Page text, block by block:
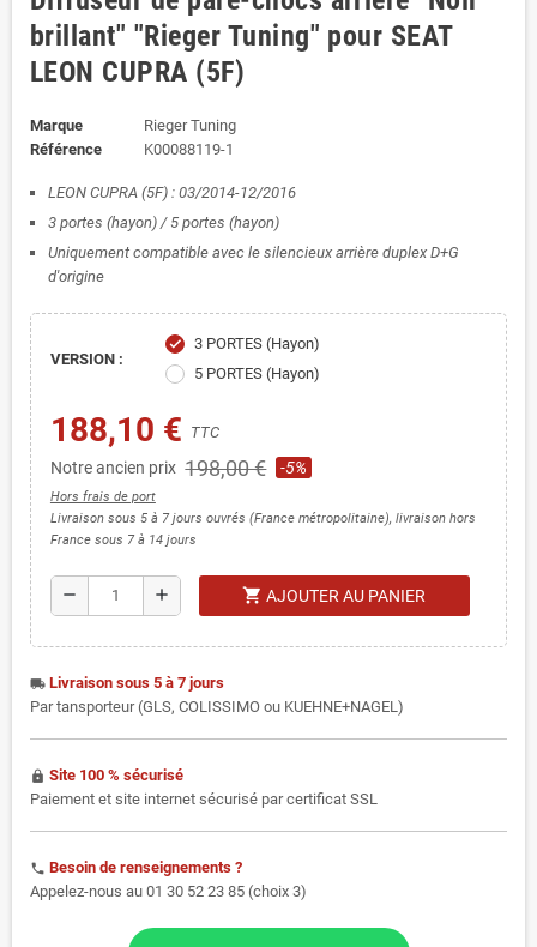
brillant" "Rieger Tuning" pour SEAT
LEON CUPRA (5F)
Marque
Rieger Tuning
Référence
K00088119-1
LEON CUPRA (5F) : 03/2014-12/2016
3 portes (hayon) / 5 portes (hayon)
Uniquement compatible avec le silencieux arrière duplex D+G
d'origine
VERSION :
check
3 PORTES (Hayon)
5 PORTES (Hayon)
188,10 € TTC
Notre ancien prix 198,00 € -5%
Hors frais de port
Livraison sous 5 à 7 jours ouvrés (France métropolitaine), livraison hors
France sous 7 à 14 jours
remove add shopping_cart AJOUTER AU PANIER
local_shipping Livraison sous 5 à 7 jours
Par tansporteur (GLS, COLISSIMO ou KUEHNE+NAGEL)
https Site 100 % sécurisé
Paiement et site internet sécurisé par certificat SSL
phone Besoin de renseignements ?
Appelez-nous au 01 30 52 23 85 (choix 3)